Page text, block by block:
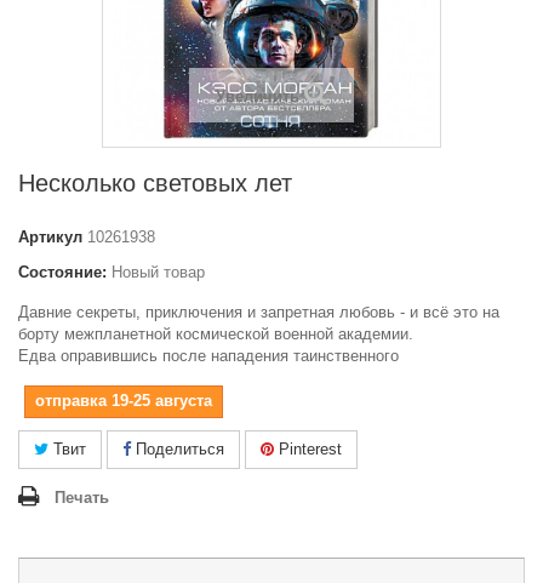
Увеличить
Несколько световых лет
Артикул 10261938
Состояние: Новый товар
Давние секреты, приключения и запретная любовь - и всё это на
борту межпланетной космической военной академии.
Едва оправившись после нападения таинственного
отправка 19-25 августа
Твит Поделиться Pinterest
Печать